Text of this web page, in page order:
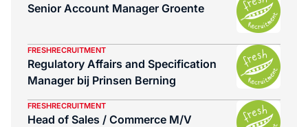
Senior Account Manager Groente
FRESHRECRUITMENT
Regulatory Affairs and Specification
Manager bij Prinsen Berning
FRESHRECRUITMENT
Head of Sales / Commerce M/V